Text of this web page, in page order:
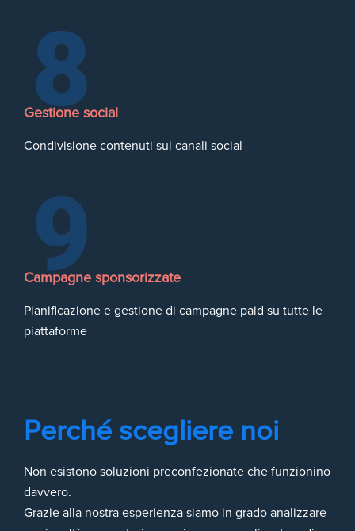
Gestione social
Condivisione contenuti sui canali social
Campagne sponsorizzate
Pianificazione e gestione di campagne paid su tutte le
piattaforme
Perché scegliere noi
Non esistono soluzioni preconfezionate che funzionino
davvero.
Grazie alla nostra esperienza siamo in grado analizzare